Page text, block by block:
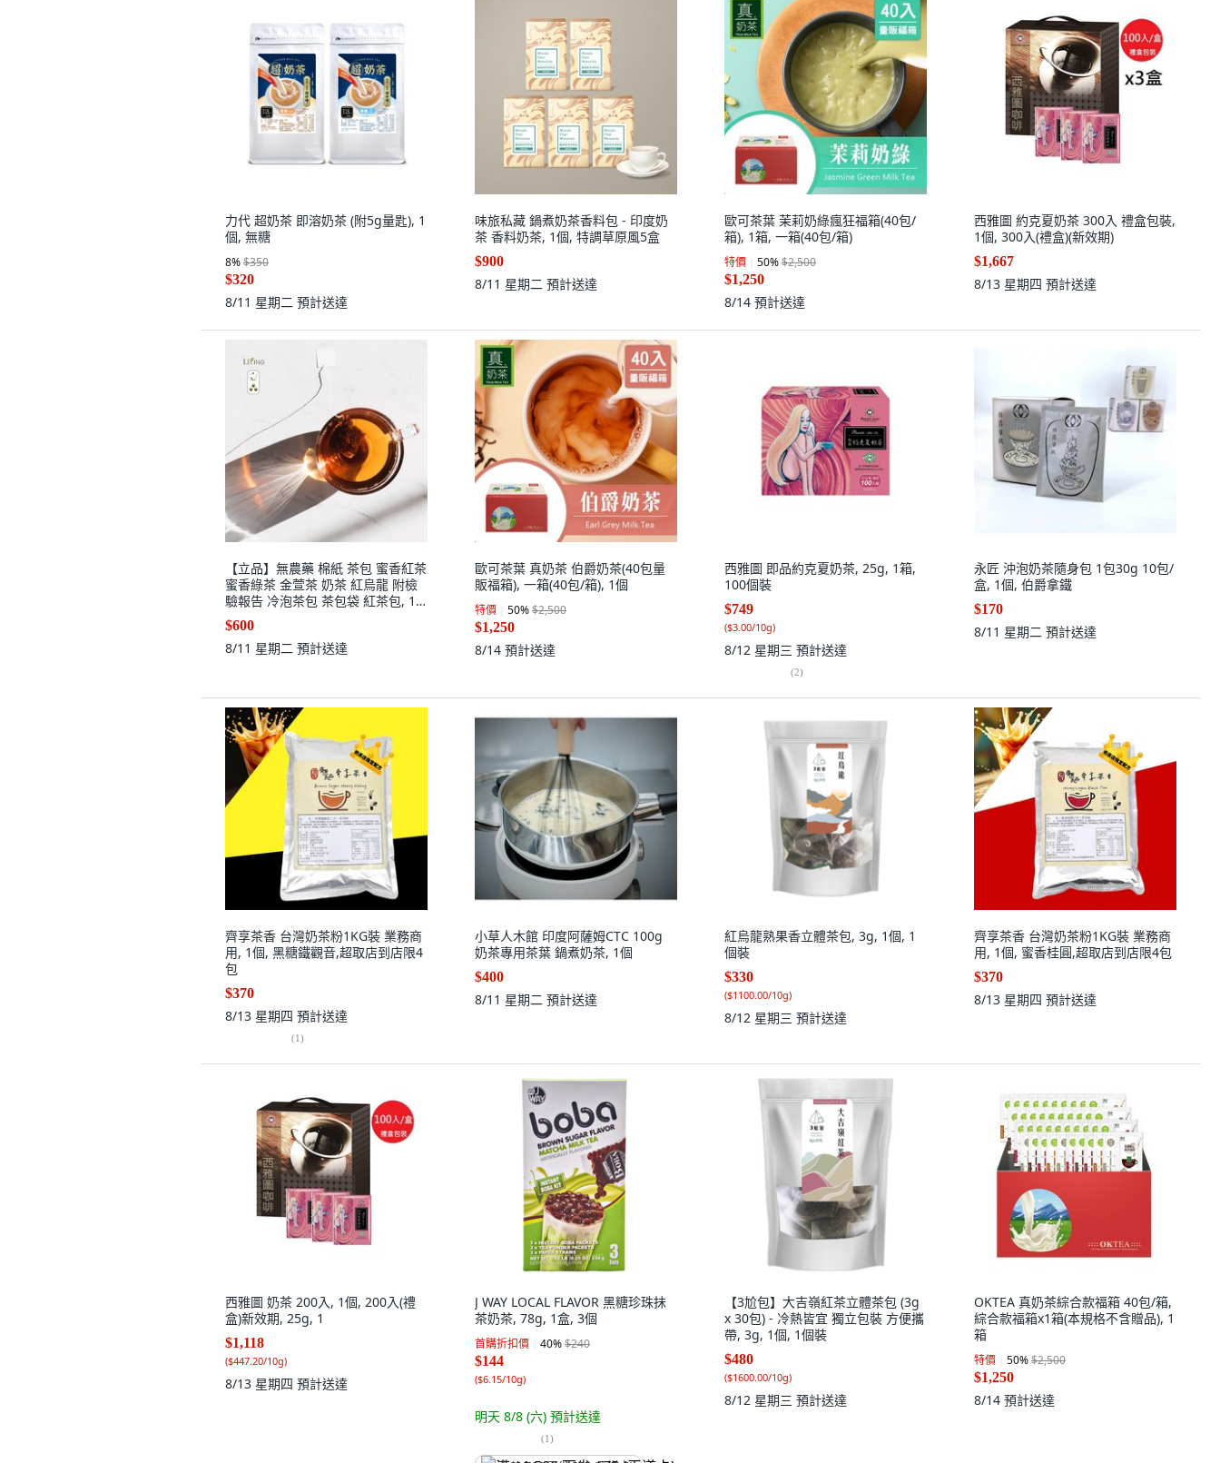
力代 超奶茶 即溶奶茶 (附5g量匙), 1
個, 無糖
8%$350
$320
8/11 星期二 預計送達
味旅私藏 鍋煮奶茶香料包 - 印度奶
茶 香料奶茶, 1個, 特調草原風5盒
$900
8/11 星期二 預計送達
歐可茶葉 茉莉奶綠瘋狂福箱(40包/
箱), 1箱, 一箱(40包/箱)
特價 50%$2,500
$1,250
8/14 預計送達
西雅圖 約克夏奶茶 300入 禮盒包裝,
1個, 300入(禮盒)(新效期)
$1,667
8/13 星期四 預計送達
【立品】無農藥 棉紙 茶包 蜜香紅茶
蜜香綠茶 金萱茶 奶茶 紅烏龍 附檢
驗報告 冷泡茶包 茶包袋 紅茶包, 1
個, TB 果香紅烏龍茶 15入3g 盒
$600
8/11 星期二 預計送達
歐可茶葉 真奶茶 伯爵奶茶(40包量
販福箱), 一箱(40包/箱), 1個
特價 50%$2,500
$1,250
8/14 預計送達
西雅圖 即品約克夏奶茶, 25g, 1箱,
100個裝
$749
($3.00/10g)
8/12 星期三 預計送達
(2)
永匠 沖泡奶茶隨身包 1包30g 10包/
盒, 1個, 伯爵拿鐵
$170
8/11 星期二 預計送達
齊享茶香 台灣奶茶粉1KG裝 業務商
用, 1個, 黑糖鐵觀音,超取店到店限4
包
$370
8/13 星期四 預計送達
(1)
小草人木館 印度阿薩姆CTC 100g
奶茶專用茶葉 鍋煮奶茶, 1個
$400
8/11 星期二 預計送達
紅烏龍熟果香立體茶包, 3g, 1個, 1
個裝
$330
($1100.00/10g)
8/12 星期三 預計送達
齊享茶香 台灣奶茶粉1KG裝 業務商
用, 1個, 蜜香桂圓,超取店到店限4包
$370
8/13 星期四 預計送達
西雅圖 奶茶 200入, 1個, 200入(禮
盒)新效期, 25g, 1
$1,118
($447.20/10g)
8/13 星期四 預計送達
J WAY LOCAL FLAVOR 黑糖珍珠抺
茶奶茶, 78g, 1盒, 3個
首購折扣價 40%$240
$144
($6.15/10g)
明天 8/8 (六) 預計送達
(1)
【3尬包】大吉嶺紅茶立體茶包 (3g
x 30包) - 冷熱皆宜 獨立包裝 方便攜
帶, 3g, 1個, 1個裝
$480
($1600.00/10g)
8/12 星期三 預計送達
OKTEA 真奶茶綜合款福箱 40包/箱,
綜合款福箱x1箱(本規格不含贈品), 1
箱
特價 50%$2,500
$1,250
8/14 預計送達